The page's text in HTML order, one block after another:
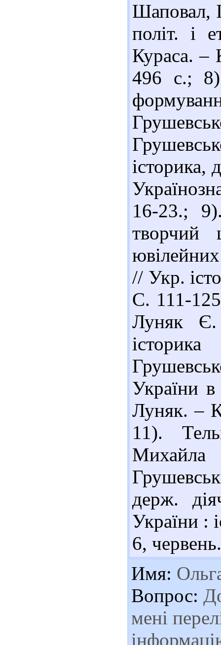
Шаповал,
політ. і
Кураса. –
496 с.;
історика,
16-23.;
творчий
// Укр.
С. 111-
Луняк Є.
України
Луняк. –
11).
держ.
України :
6,
Имя:
Вопрос:
мені